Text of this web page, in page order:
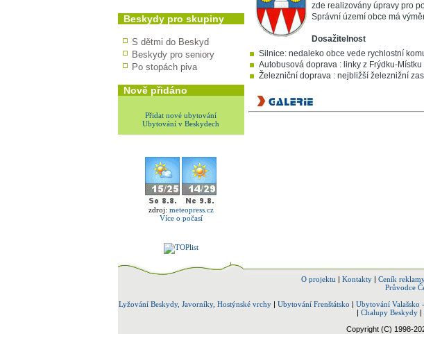
Beskydy pro skupiny
S dětmi do Beskyd
Beskydy pro seniory
Po stopách piva
Nově přidáno
Přidat nové ubytování
Ubytování v Beskydech
zdroj: meteopress.cz
Více o počasí
zde realizovány úpravy pro
Správní území obce má
Dosažitelnost
Silnice: nedaleko obce vede rychlostní
Autobusová doprava : linky z Frýdku-Místku
Železniční doprava : nejbližší železnižní
O projektu | Kontakty| Ceník
Průvodce
Lyžování Beskydy, Javorníky, Hostýnské vrchy | Ubytování Frenštátsko | Ubytování Valašsko
| Chalupy Beskydy |
Copyright (C) 1998-